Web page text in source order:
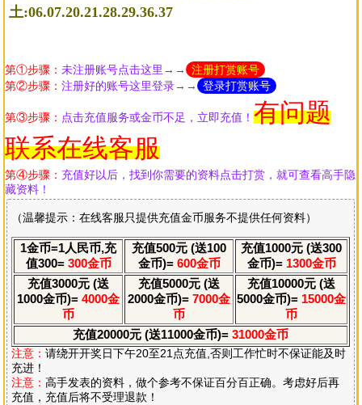
土:06.07.20.21.28.29.36.37
第①步骤：未注册账号点击这里→→ 注册打赏账号
第②步骤：注册好的账号这里登录→→ 登录打赏账号
第③步骤： 点击充值服务或金币不足，立即充值！有问题
联系在线客服
第④步骤： 充值好以后，找到你需要的资料点击打赏，就可查看高手隐
藏资料！
（温馨提示：在线客服只提供充值金币服务不提供任何资料）
1金币=1人民币,充
值300= 300金币
充值500元 (送100
金币)= 600金币
充值1000元 (送300
金币)= 1300金币
充值3000元 (送
1000金币)= 4000金
币
充值5000元 (送
2000金币)= 7000金
币
充值10000元 (送
5000金币)= 15000金
币
充值20000元 (送11000金币)= 31000金币
注意：请绕开开奖日下午20至21点充值,否则工作忙时不保证能及时
充进！
注意：高手发表的资料，做个参考不保证百分百正确。考虑好后再
充值，充值后将不受理退款！